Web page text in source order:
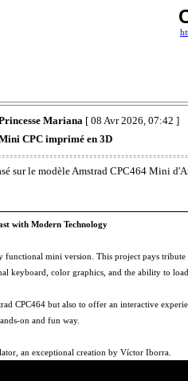
Mariana [ 08 Avr 2026, 07:42 ]
CPC imprimé en 3D
sur le modèle Amstrad CPC464 Mini
with Modern Technology
mini version. This project pays
keyboard, color graphics, and the ability to
CPC464 but also to offer an interactive
on and fun way.
an exceptional creation by Víctor Iborra.